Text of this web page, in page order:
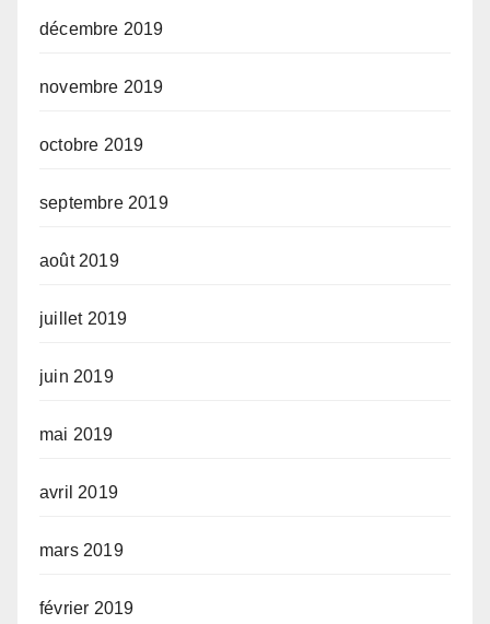
décembre 2019
novembre 2019
octobre 2019
septembre 2019
août 2019
juillet 2019
juin 2019
mai 2019
avril 2019
mars 2019
février 2019